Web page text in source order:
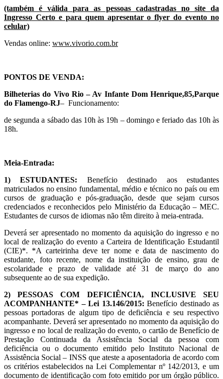
(também é válida para as pessoas cadastradas no site da
Ingresso Certo e para quem apresentar o flyer do evento no
celular)
Vendas online: www.vivorio.com.br
PONTOS DE VENDA:
Bilheterias do Vivo Rio – Av Infante Dom Henrique,85,Parque
do Flamengo-RJ– Funcionamento:
de segunda a sábado das 10h às 19h – domingo e feriado das 10h às
18h.
Meia-Entrada:
1) ESTUDANTES: Benefício destinado aos estudantes
matriculados no ensino fundamental, médio e técnico no país ou em
cursos de graduação e pós-graduação, desde que sejam cursos
credenciados e reconhecidos pelo Ministério da Educação – MEC.
Estudantes de cursos de idiomas não têm direito à meia-entrada.
Deverá ser apresentado no momento da aquisição do ingresso e no
local de realização do evento a Carteira de Identificação Estudantil
(CIE)*. *A carteirinha deve ter nome e data de nascimento do
estudante, foto recente, nome da instituição de ensino, grau de
escolaridade e prazo de validade até 31 de março do ano
subsequente ao de sua expedição.
2) PESSOAS COM DEFICIÊNCIA, INCLUSIVE SEU
ACOMPANHANTE* – Lei 13.146/2015: Benefício destinado as
pessoas portadoras de algum tipo de deficiência e seu respectivo
acompanhante. Deverá ser apresentado no momento da aquisição do
ingresso e no local de realização do evento, o cartão de Benefício de
Prestação Continuada da Assistência Social da pessoa com
deficiência ou o documento emitido pelo Instituto Nacional de
Assistência Social – INSS que ateste a aposentadoria de acordo com
os critérios estabelecidos na Lei Complementar nº 142/2013, e um
documento de identificação com foto emitido por um órgão público.